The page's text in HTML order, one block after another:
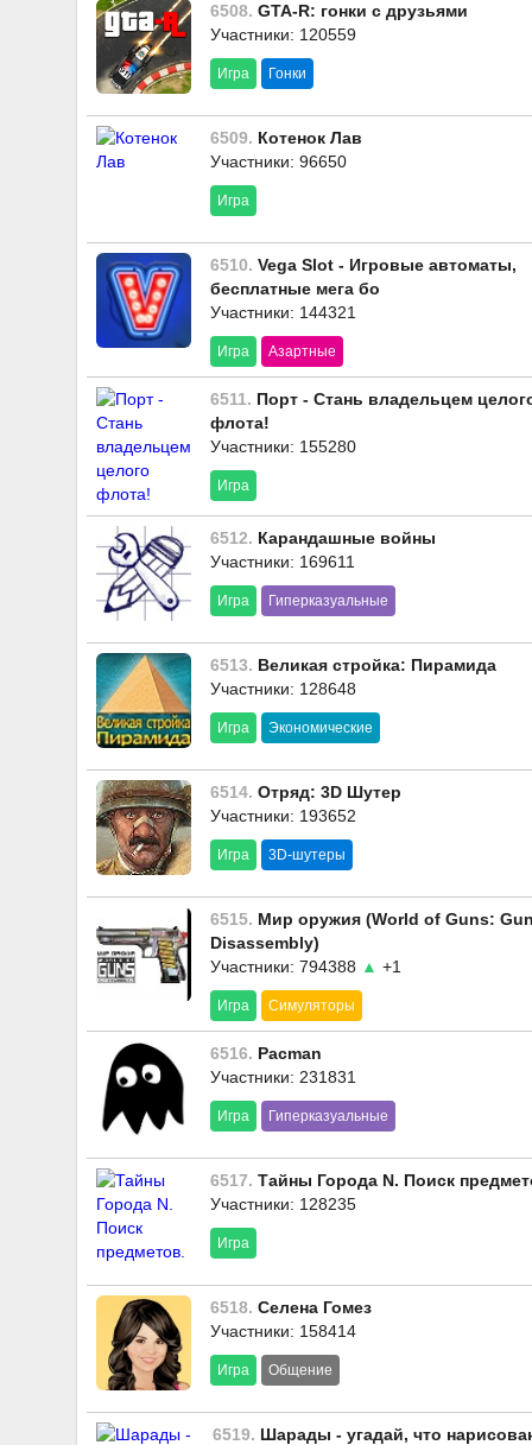
6508. GTA-R: гонки с друзьями
Участники: 120559
Игра Гонки
6509. Котенок Лав
Участники: 96650
Игра
6510. Vega Slot - Игровые автоматы,
бесплатные мега бо
Участники: 144321
Игра Азартные
6511. Порт - Стань владельцем
флота!
Участники: 155280
Игра
6512. Карандашные войны
Участники: 169611
Игра Гиперказуальные
6513. Великая стройка: Пирамида
Участники: 128648
Игра Экономические
6514. Отряд: 3D Шутер
Участники: 193652
Игра 3D-шутеры
6515. Мир оружия (World of Guns:
Disassembly)
Участники: 794388 ▲ +1
Игра Симуляторы
6516. Pacman
Участники: 231831
Игра Гиперказуальные
6517. Тайны Города N. Поиск
Участники: 128235
Игра
6518. Селена Гомез
Участники: 158414
Игра Общение
6519. Шарады - угадай, что